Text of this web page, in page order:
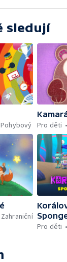
sledují
Pohybový
Pro děti
Zahraniční
Pro děti